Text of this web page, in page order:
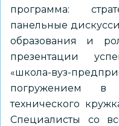
программа:
панельные
образования и
презентации
«школа-вуз-
погружением в
технического
Специалисты со